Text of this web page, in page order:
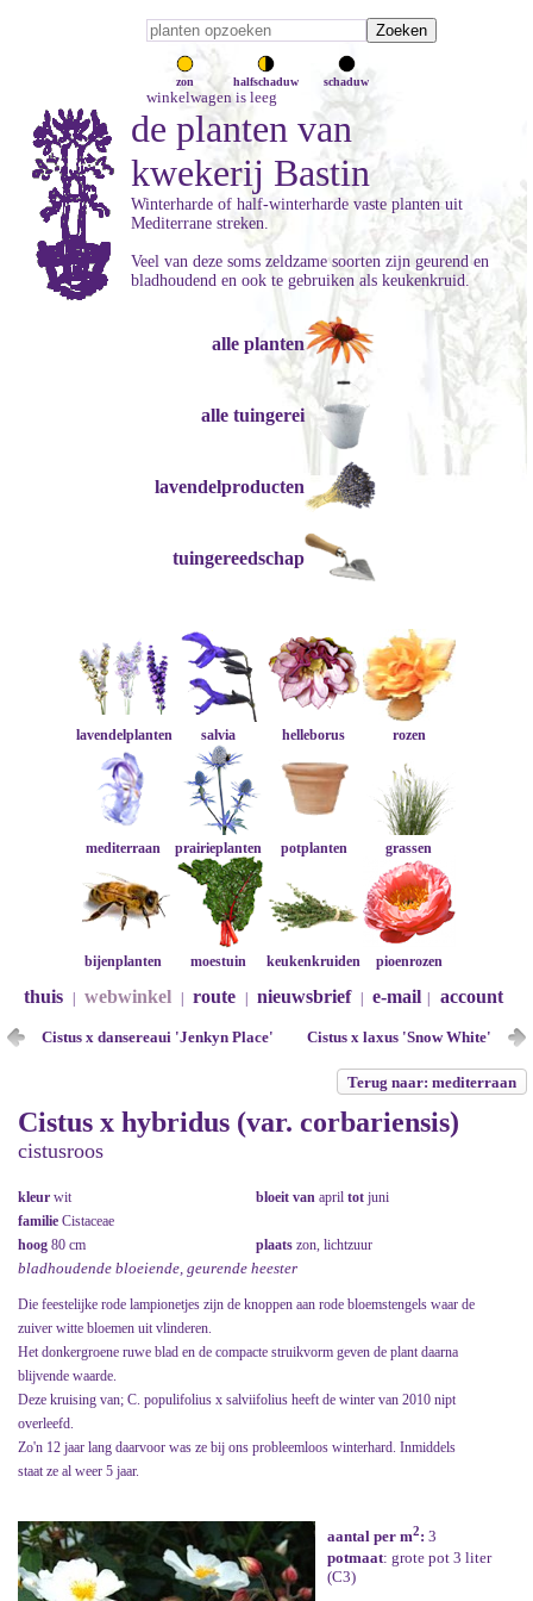
zon halfschaduw schaduw
winkelwagen is leeg
de planten van
kwekerij Bastin
Winterharde of half-winterharde vaste planten uit
Mediterrane streken.
Veel van deze soms zeldzame soorten zijn geurend en
bladhoudend en ook te gebruiken als keukenkruid.
alle planten
alle tuingerei
lavendelproducten
tuingereedschap
lavendelplanten salvia helleborus rozen
mediterraan prairieplanten potplanten grassen
bijenplanten moestuin keukenkruiden pioenrozen
thuis webwinkel route nieuwsbrief e-mail account
Cistus x dansereaui 'Jenkyn Place' Cistus x laxus 'Snow White'
Terug naar: mediterraan
Cistus x hybridus (var. corbariensis)
cistusroos
kleur wit bloeit van april tot juni
familie Cistaceae
hoog 80 cm plaats zon, lichtzuur
bladhoudende bloeiende, geurende heester
Die feestelijke rode lampionetjes zijn de knoppen aan rode bloemstengels waar de
zuiver witte bloemen uit vlinderen.
Het donkergroene ruwe blad en de compacte struikvorm geven de plant daarna
blijvende waarde.
Deze kruising van; C. populifolius x salviifolius heeft de winter van 2010 nipt
overleefd.
Zo'n 12 jaar lang daarvoor was ze bij ons probleemloos winterhard. Inmiddels
staat ze al weer 5 jaar.
aantal per m2: 3
potmaat: grote pot 3 liter
(C3)